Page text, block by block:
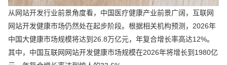
从网站开发行业前景角度看，中国医疗健康产业前景广阔，互联网
网站开发健康市场仍然处在起步阶段。根据相关机构预测，2026年
中国大健康市场规模将达到26.8万亿元，年复合增长率高达12%。
其中，中国互联网网站开发健康市场规模在2026年将增长到1980亿